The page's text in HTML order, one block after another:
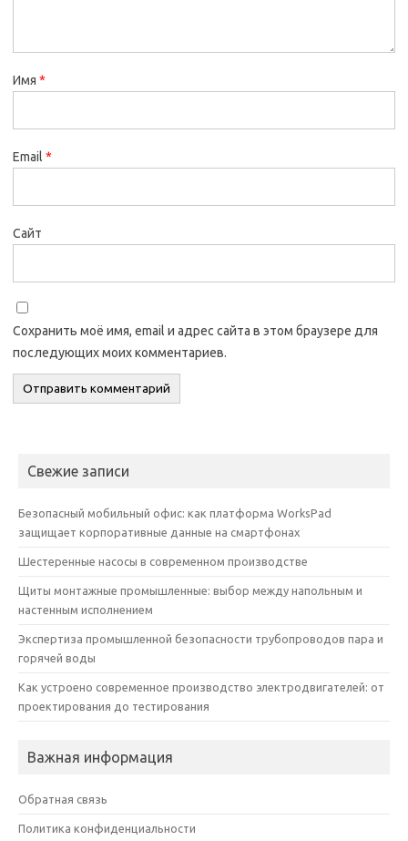
Имя *
Email *
Сайт
Сохранить моё имя, email и адрес сайта в этом браузере для
последующих моих комментариев.
Свежие записи
Безопасный мобильный офис: как платформа WorksPad
защищает корпоративные данные на смартфонах
Шестеренные насосы в современном производстве
Щиты монтажные промышленные: выбор между напольным и
настенным исполнением
Экспертиза промышленной безопасности трубопроводов пара и
горячей воды
Как устроено современное производство электродвигателей: от
проектирования до тестирования
Важная информация
Обратная связь
Политика конфиденциальности